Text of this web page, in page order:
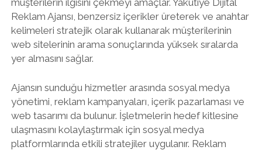
müşterilerin ilgisini çekmeyi amaçlar. Yakutiye Dijital
Reklam Ajansı, benzersiz içerikler üreterek ve anahtar
kelimeleri stratejik olarak kullanarak müşterilerinin
web sitelerinin arama sonuçlarında yüksek sıralarda
yer almasını sağlar.
Ajansın sunduğu hizmetler arasında sosyal medya
yönetimi, reklam kampanyaları, içerik pazarlaması ve
web tasarımı da bulunur. İşletmelerin hedef kitlesine
ulaşmasını kolaylaştırmak için sosyal medya
platformlarında etkili stratejiler uygulanır. Reklam